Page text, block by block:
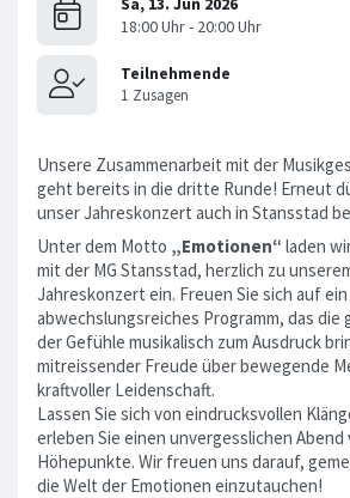
Unsere Zusammenarbeit mit der
geht bereits in die dritte Runde! Erneut
unser Jahreskonzert auch in Stansstad
Unter dem Motto „Emotionen“ laden
mit der MG Stansstad, herzlich zu
Jahreskonzert ein. Freuen Sie sich auf ein
abwechslungsreiches Programm, das die
der Gefühle musikalisch zum Ausdruck
mitreissender Freude über bewegende
kraftvoller Leidenschaft.
Lassen Sie sich von eindrucksvollen
erleben Sie einen unvergesslichen
Höhepunkte. Wir freuen uns darauf,
die Welt der Emotionen einzutauchen!